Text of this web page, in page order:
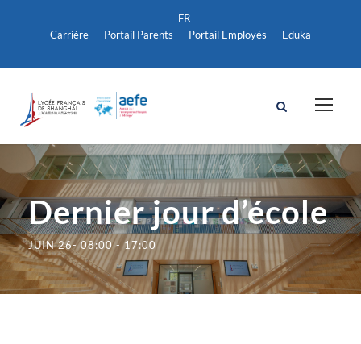
Carrière Portail Parents Portail Employés Eduka
Dernier jour d’école
JUIN 26- 08:00-17:00